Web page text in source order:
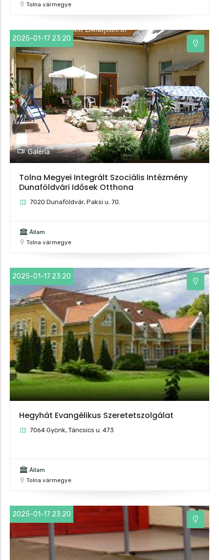
Tolna vármegye
Galéria
Tolna Megyei Integrált Szociális Intézmény
Dunaföldvári Idősek Otthona
7020 Dunaföldvár, Paksi u. 70.
2025-01-17 23:20
Állam
Tolna vármegye
Hegyhát Evangélikus Szeretetszolgálat
7064 Gyönk, Táncsics u. 473
2025-01-17 23:20
Állam
Tolna vármegye
2025-01-17 23:20
5